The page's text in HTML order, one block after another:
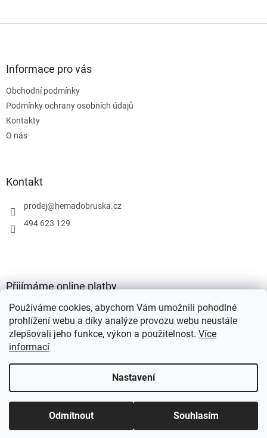
Používáme cookies, abychom Vám umožnili pohodlné
prohlížení webu a díky analýze provozu webu neustále
zlepšovali jeho funkce, výkon a použitelnost. Více
informací
Nastavení
Odmítnout Souhlasím
Informace pro vás
Obchodní podmínky
Podmínky ochrany osobních údajů
Kontakty
O nás
Kontakt
prodej@hemadobruska.cz
494 623 129
Přijímáme online platby
HEMA Dobruška s.r.o.
Upravit nastavení cookies